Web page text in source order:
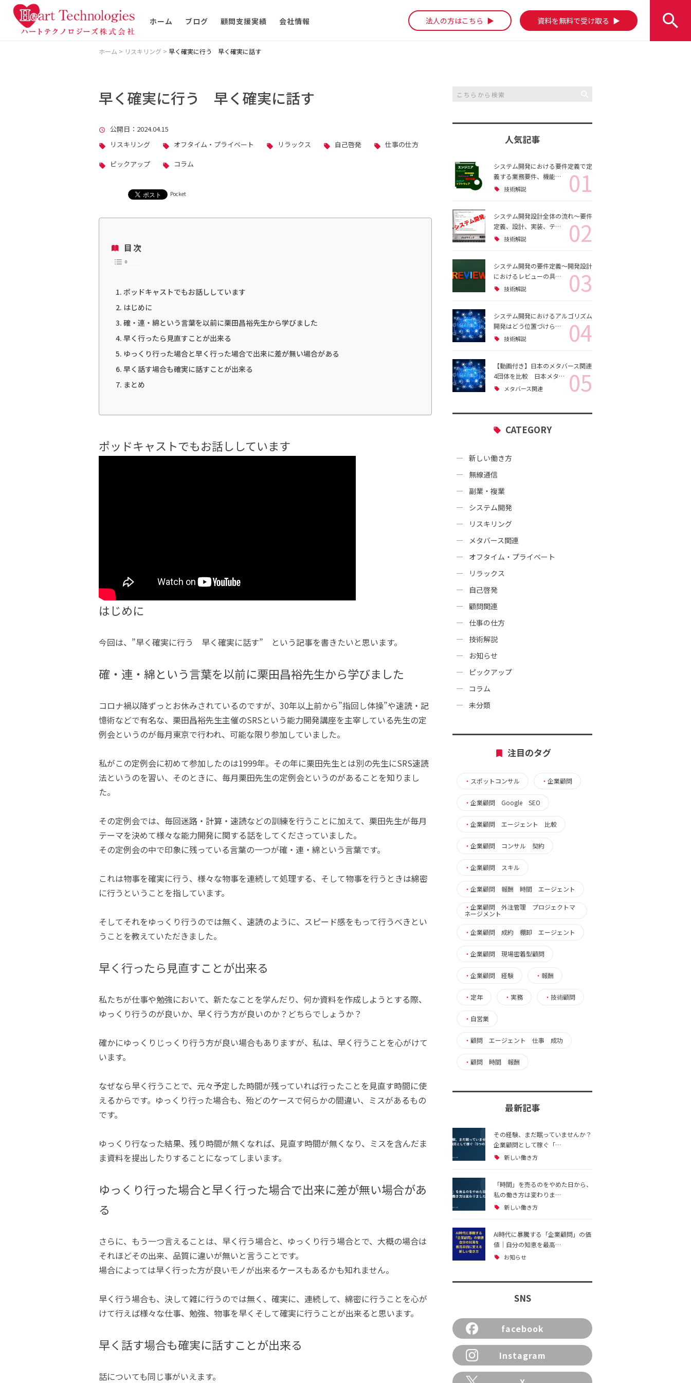
ホーム ブログ 顧問支援実績 会社情報 法人の方はこちら 資料を無料で受け取る
ホーム > リスキリング > 早く確実に行う 早く確実に話す
早く確実に行う 早く確実に話す
公開日 ：2024.04.15
リスキリング
オフタイム・プライベート リラックス 自己啓発
仕事の仕方
ピックアップ
コラム
Pocket
目次
ポッドキャストでもお話ししています
はじめに
確・連・綿という言葉を以前に栗田昌裕先生から学びました
早く行ったら見直すことが出来る
ゆっくり行った場合と早く行った場合で出来に差が無い場合がある
早く話す場合も確実に話すことが出来る
まとめ
ポッドキャストでもお話ししています
はじめに
今回は、”早く確実に行う 早く確実に話す” という記事を書きたいと思います。
確・連・綿という言葉を以前に栗田昌裕先生から学びました
コロナ禍以降ずっとお休みされているのですが、30年以上前から”指回し体操”や速読・記
憶術などで有名な、栗田昌裕先生主催のSRSという能力開発講座を主宰している先生の定
例会というのが毎月東京で行われ、可能な限り参加していました。
私がこの定例会に初めて参加したのは1999年。その年に栗田先生とは別の先生にSRS速読
法というのを習い、そのときに、毎月栗田先生の定例会というのがあることを知りまし
た。
その定例会では、毎回迷路・計算・速読などの訓練を行うことに加えて、栗田先生が毎月
テーマを決めて様々な能力開発に関する話をしてくださっていました。
その定例会の中で印象に残っている言葉の一つが確・連・綿という言葉です。
これは物事を確実に行う、様々な物事を連続して処理する、そして物事を行うときは綿密
に行うということを指しています。
そしてそれをゆっくり行うのでは無く、速読のように、スピード感をもって行うべきとい
うことを教えていただきました。
早く行ったら見直すことが出来る
私たちが仕事や勉強において、新たなことを学んだり、何か資料を作成しようとする際、
ゆっくり行うのが良いか、早く行う方が良いのか？どちらでしょうか？
確かにゆっくりじっくり行う方が良い場合もありますが、私は、早く行うことを心がけて
います。
なぜなら早く行うことで、元々予定した時間が残っていれば行ったことを見直す時間に使
えるからです。ゆっくり行った場合も、殆どのケースで何らかの間違い、ミスがあるもの
です。
ゆっくり行なった結果、残り時間が無くなれば、見直す時間が無くなり、ミスを含んだま
ま資料を提出したりすることになってしまいます。
ゆっくり行った場合と早く行った場合で出来に差が無い場合があ
る
さらに、もう一つ言えることは、早く行う場合と、ゆっくり行う場合とで、大概の場合は
それほどその出来、品質に違いが無いと言うことです。
場合によっては早く行った方が良いモノが出来るケースもあるかも知れません。
早く行う場合も、決して雑に行うのでは無く、確実に、連続して、綿密に行うことを心が
けて行えば様々な仕事、勉強、物事を早くそして確実に行うことが出来ると思います。
早く話す場合も確実に話すことが出来る
話についても同じ事がいえます。
人気記事
システム開発における要件定義で定
義する業務要件、機能…
技術解説 01
システム開発設計全体の流れ～要件
定義、設計、実装、テ…
技術解説 02
システム開発の要件定義～開発設計
におけるレビューの具…
技術解説 03
システム開発におけるアルゴリズム
開発はどう位置づけら…
技術解説 04
【動画付き】日本のメタバース関連
4団体を比較 日本メタ…
メタバース関連 05
CATEGORY
新しい働き方
無線通信
副業・複業
システム開発
リスキリング
メタバース関連
オフタイム・プライベート
リラックス
自己啓発
顧問関連
仕事の仕方
技術解説
お知らせ
ピックアップ
コラム
未分類
注目のタグ
・ スポットコンサル ・ 企業顧問
・ 企業顧問 Google SEO
・ 企業顧問 エージェント 比較
・ 企業顧問 コンサル 契約
・ 企業顧問 スキル
・ 企業顧問 報酬 時間 エージェント
・ 企業顧問 外注管理 プロジェクトマ
ネージメント
・ 企業顧問 成約 棚卸 エージェント
・ 企業顧問 現場密着型顧問
・ 企業顧問 経験 ・ 報酬
・ 定年 ・ 実務 ・ 技術顧問
・ 自営業
・ 顧問 エージェント 仕事 成功
・ 顧問 時間 報酬
最新記事
その経験、まだ眠っていませんか？
企業顧問として稼ぐ「…
新しい働き方
「時間」を売るのをやめた日から、
私の働き方は変わりま…
新しい働き方
AI時代に暴騰する「企業顧問」の価
値｜自分の知恵を最高…
お知らせ
SNS
facebook
Instagram